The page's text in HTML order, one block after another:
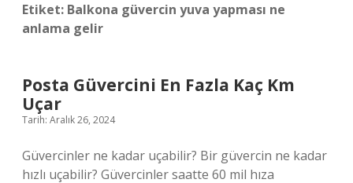
Etiket: Balkona güvercin yuva yapması ne
anlama gelir
Posta Güvercini En Fazla Kaç Km
Uçar
Tarih: Aralık 26, 2024
Güvercinler ne kadar uçabilir? Bir güvercin ne kadar
hızlı uçabilir? Güvercinler saatte 60 mil hıza